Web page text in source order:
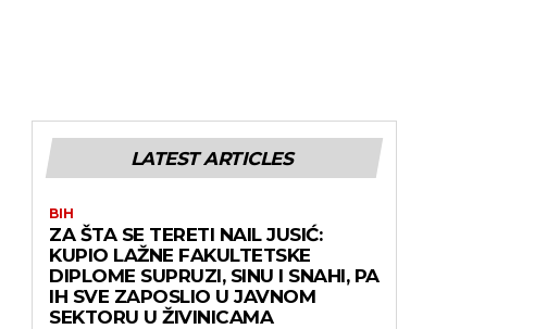
LATEST ARTICLES
BIH
ZA ŠTA SE TERETI NAIL JUSIĆ:
KUPIO LAŽNE FAKULTETSKE
DIPLOME SUPRUZI, SINU I SNAHI, PA
IH SVE ZAPOSLIO U JAVNOM
SEKTORU U ŽIVINICAMA